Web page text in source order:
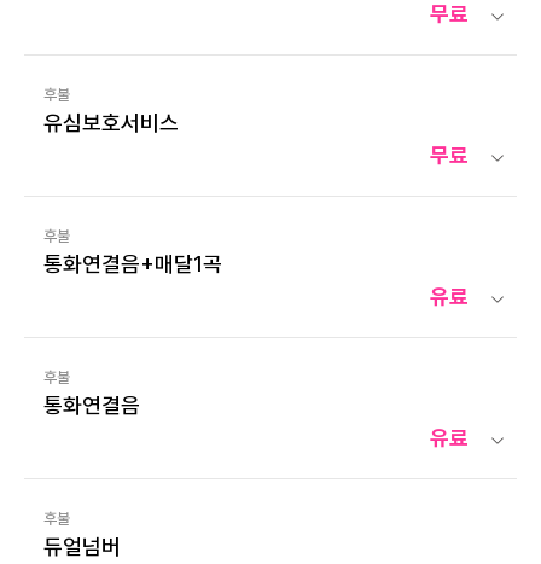
무료
후불
유심보호서비스
무료
후불
통화연결음+매달1곡
유료
후불
통화연결음
유료
후불
듀얼넘버